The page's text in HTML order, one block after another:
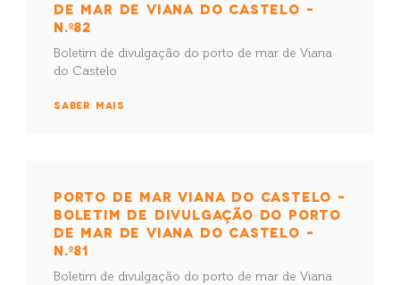
DE MAR DE VIANA DO CASTELO –
N.º82
Boletim de divulgação do porto de mar de Viana
do Castelo
SABER MAIS
PORTO DE MAR VIANA DO CASTELO –
BOLETIM DE DIVULGAÇÃO DO PORTO
DE MAR DE VIANA DO CASTELO –
N.º81
Boletim de divulgação do porto de mar de Viana